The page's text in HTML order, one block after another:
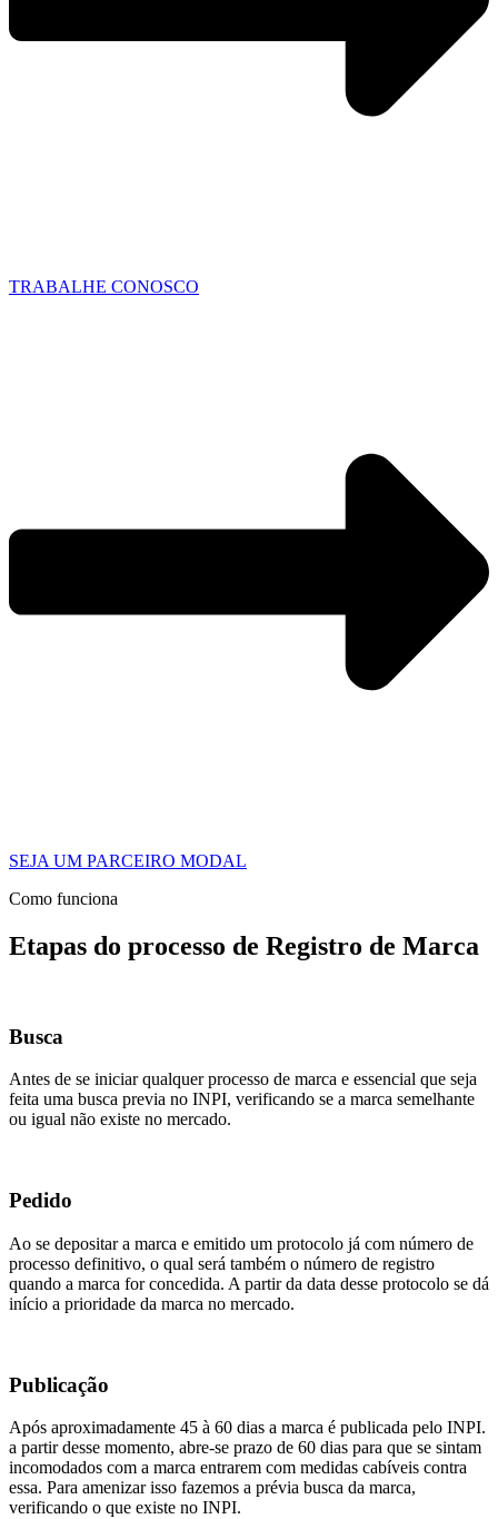
TRABALHE CONOSCO
SEJA UM PARCEIRO MODAL
Como funciona
Etapas do processo de Registro de Marca
Busca
Antes de se iniciar qualquer processo de marca e essencial que seja
feita uma busca previa no INPI, verificando se a marca semelhante
ou igual não existe no mercado.
Pedido
Ao se depositar a marca e emitido um protocolo já com número de
processo definitivo, o qual será também o número de registro
quando a marca for concedida. A partir da data desse protocolo se dá
início a prioridade da marca no mercado.
Publicação
Após aproximadamente 45 à 60 dias a marca é publicada pelo INPI.
a partir desse momento, abre-se prazo de 60 dias para que se sintam
incomodados com a marca entrarem com medidas cabíveis contra
essa. Para amenizar isso fazemos a prévia busca da marca,
verificando o que existe no INPI.